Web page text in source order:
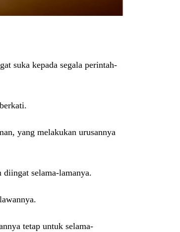
suka kepada segala perintah-
yang melakukan urusannya
selama-lamanya.
tetap untuk selama-